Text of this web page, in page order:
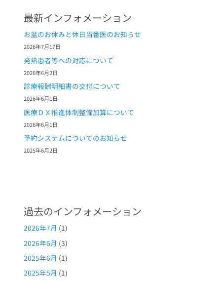
最新インフォメーション
お盆のお休みと休日当番医のお知らせ
2026年7月17日
発熱患者等への対応について
2026年6月2日
診療報酬明細書の交付について
2026年6月1日
医療ＤＸ推進体制整備加算について
2026年6月1日
予約システムについてのお知らせ
2025年6月2日
過去のインフォメーション
2026年7月 (1)
2026年6月 (3)
2025年6月 (1)
2025年5月 (1)